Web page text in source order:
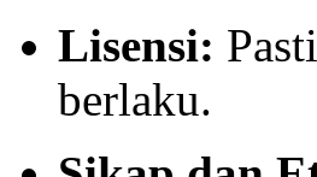
Lisensi:
berlaku.